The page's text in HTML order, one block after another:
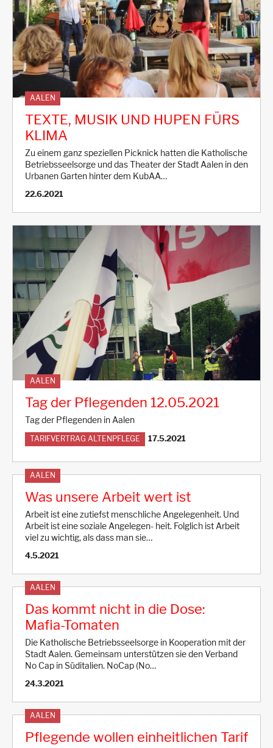
AALEN
TEXTE, MUSIK UND HUPEN FÜRS
KLIMA
Zu einem ganz speziellen Picknick hatten die Katholische
Betriebsseelsorge und das Theater der Stadt Aalen in den
Urbanen Garten hinter dem KubAA…
22.6.2021
AALEN
Tag der Pflegenden 12.05.2021
Tag der Pflegenden in Aalen
TARIFVERTRAG ALTENPFLEGE 17.5.2021
AALEN
Was unsere Arbeit wert ist
Arbeit ist eine zutiefst menschliche Angelegenheit. Und
Arbeit ist eine soziale Angelegen- heit. Folglich ist Arbeit
viel zu wichtig, als dass man sie…
4.5.2021
AALEN
Das kommt nicht in die Dose:
Mafia-Tomaten
Die Katholische Betriebsseelsorge in Kooperation mit der
Stadt Aalen. Gemeinsam unterstützen sie den Verband
No Cap in Süditalien. NoCap (No…
24.3.2021
AALEN
Pflegende wollen einheitlichen Tarif